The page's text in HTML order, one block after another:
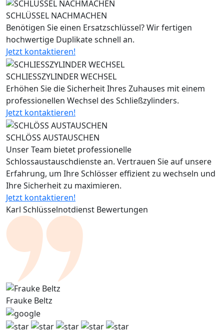
SCHLÜSSEL NACHMACHEN
Benötigen Sie einen Ersatzschlüssel? Wir fertigen
hochwertige Duplikate schnell an.
Jetzt kontaktieren!
SCHLIESSZYLINDER WECHSEL
Erhöhen Sie die Sicherheit Ihres Zuhauses mit einem
professionellen Wechsel des Schließzylinders.
Jetzt kontaktieren!
SCHLÖSS AUSTAUSCHEN
Unser Team bietet professionelle
Schlossaustauschdienste an. Vertrauen Sie auf unsere
Erfahrung, um Ihre Schlösser effizient zu wechseln und
Ihre Sicherheit zu maximieren.
Jetzt kontaktieren!
Karl Schlüsselnotdienst Bewertungen
Frauke Beltz